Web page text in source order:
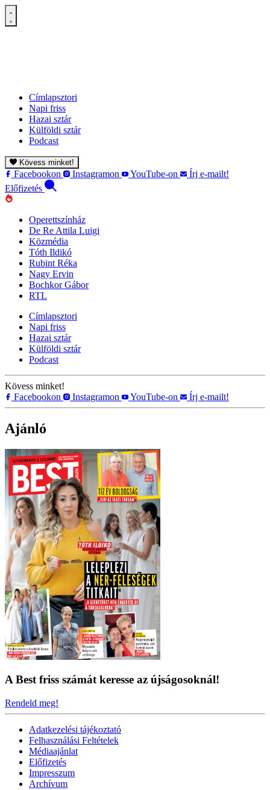
Címlapsztori
Napi friss
Hazai sztár
Külföldi sztár
Podcast
Kövess minket!
Facebookon Instagramon YouTube-on
Írj e-mailt!
Előfizetés
Operettszínház
De Re Attila Luigi
Közmédia
Tóth Ildikó
Rubint Réka
Nagy Ervin
Bochkor Gábor
RTL
Címlapsztori
Napi friss
Hazai sztár
Külföldi sztár
Podcast
Kövess minket!
Facebookon
Instagramon YouTube-on Írj e-mailt!
Ajánló
A Best friss számát keresse az újságosoknál!
Rendeld meg!
Adatkezelési tájékoztató
Felhasználási Feltételek
Médiaajánlat
Előfizetés
Impresszum
Archívum